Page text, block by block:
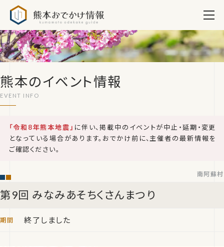
熊本のイベント情報
「令和8年熊本地震」 に伴い、掲載中のイベントが中止・延期・変更
となっている場合があります。おでかけ前に、主催者の最新情報を
ご確認ください。
第9回 みなみあそちくさんまつり
南阿蘇村
終了しました